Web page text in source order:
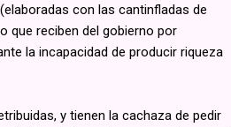
con las cantinfladas de
que reciben del gobierno por
la incapacidad de producir riqueza
y tienen la cachaza de pedir